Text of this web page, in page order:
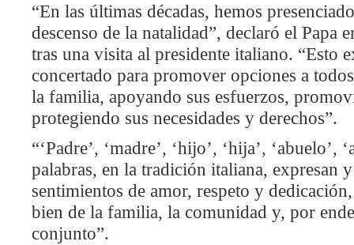
“En las últimas décadas, hemos
descenso de la natalidad”, declaró el Papa
tras una visita al presidente italiano. “Esto
concertado para promover opciones a
la familia, apoyando sus esfuerzos,
protegiendo sus necesidades y derechos”.
“‘Padre’, ‘madre’, ‘hijo’, ‘hija’, ‘abuelo’,
palabras, en la tradición italiana, expresan
sentimientos de amor, respeto y
bien de la familia, la comunidad y, por
conjunto”.